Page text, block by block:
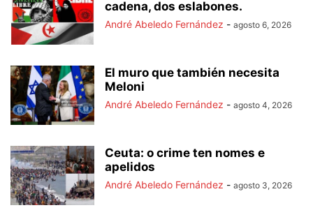
cadena, dos eslabones.
André Abeledo Fernández - agosto 6, 2026
El muro que también necesita
Meloni
André Abeledo Fernández - agosto 4, 2026
Ceuta: o crime ten nomes e
apelidos
André Abeledo Fernández - agosto 3, 2026